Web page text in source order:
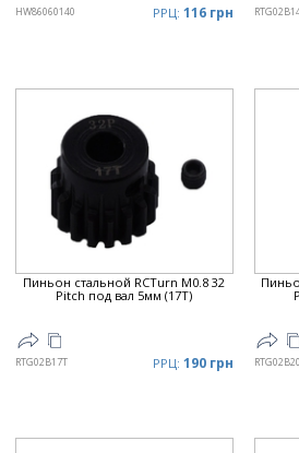
HW86060140 РРЦ: 116 грн
Пиньон стальной RCTurn M0.8 32
Pitch под вал 5мм (17T)
RTG02B17T РРЦ: 190 грн